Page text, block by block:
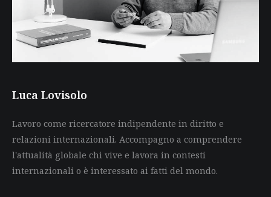
Luca Lovisolo
Lavoro come ricercatore indipendente in diritto e
relazioni internazionali. Accompagno a comprendere
l'attualità globale chi vive e lavora in contesti
internazionali o è interessato ai fatti del mondo.